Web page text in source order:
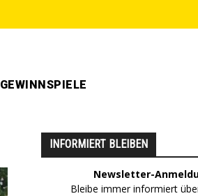
GEWINNSPIELE
INFORMIERT BLEIBEN
Newsletter-
Bleibe immer informiert